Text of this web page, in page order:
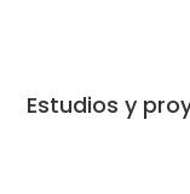
Estudios y